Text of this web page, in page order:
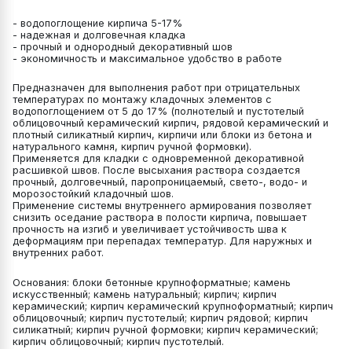
- водопоглощение кирпича 5-17%
- надежная и долговечная кладка
- прочный и однородный декоративный шов
- экономичность и максимальное удобство в работе
Предназначен для выполнения работ при отрицательных
температурах по монтажу кладочных элементов с
водопоглощением от 5 до 17% (полнотелый и пустотелый
облицовочный керамический кирпич, рядовой керамический и
плотный силикатный кирпич, кирпичи или блоки из бетона и
натурального камня, кирпич ручной формовки).
Применяется для кладки с одновременной декоративной
расшивкой швов. После высыхания раствора создается
прочный, долговечный, паропроницаемый, свето-, водо- и
морозостойкий кладочный шов.
Применение системы внутреннего армирования позволяет
снизить оседание раствора в полости кирпича, повышает
прочность на изгиб и увеличивает устойчивость шва к
деформациям при перепадах температур. Для наружных и
внутренних работ.
Основания: блоки бетонные крупноформатные; камень
искусственный; камень натуральный; кирпич; кирпич
керамический; кирпич керамический крупноформатный; кирпич
облицовочный; кирпич пустотелый; кирпич рядовой; кирпич
силикатный; кирпич ручной формовки; кирпич керамический;
кирпич облицовочный; кирпич пустотелый.